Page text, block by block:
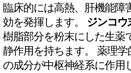
臨床的には高熱、肝機能障
効を発揮します。 ジンコウ
樹脂部分を粉末にした生薬
静作用を持ちます。 薬理
の成分が中枢神経系に作用